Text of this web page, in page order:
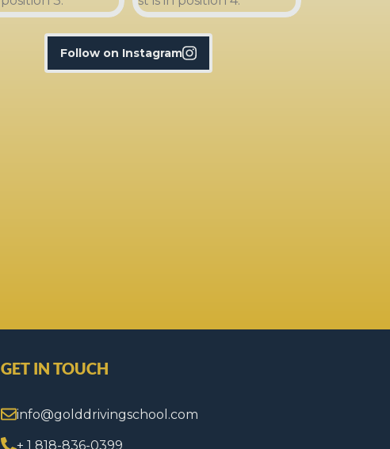
Follow on Instagram
GET IN TOUCH
info@golddrivingschool.com
+ 1 818-836-0399